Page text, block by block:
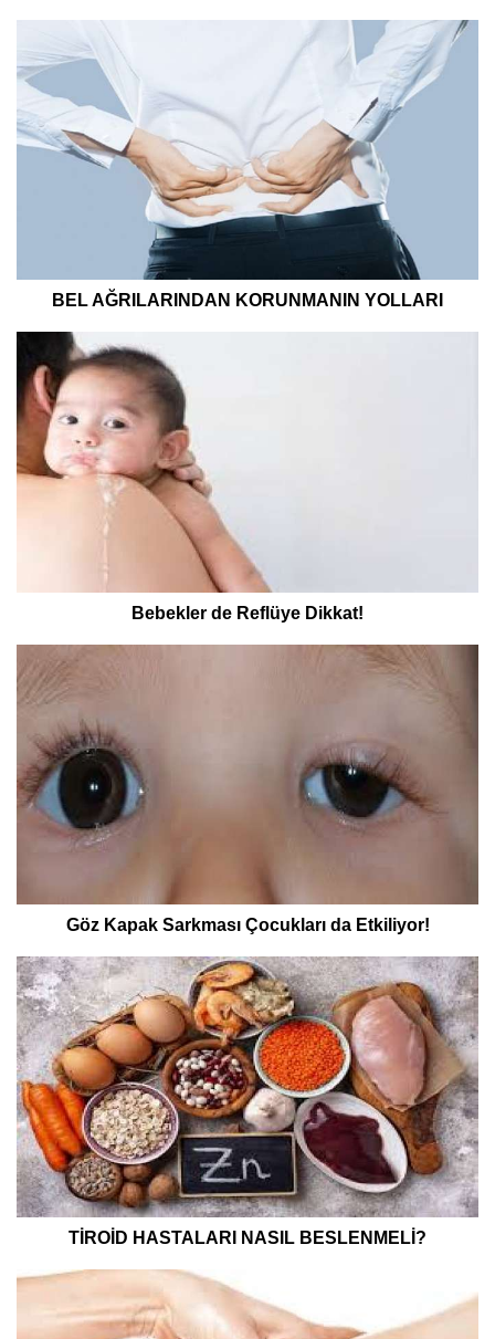
BEL AĞRILARINDAN KORUNMANIN YOLLARI
Bebekler de Reflüye Dikkat!
Göz Kapak Sarkması Çocukları da Etkiliyor!
TİROİD HASTALARI NASIL BESLENMELİ?